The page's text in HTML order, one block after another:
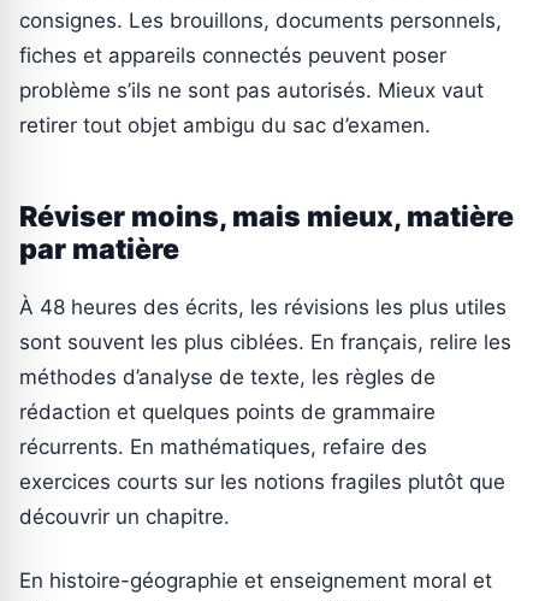
consignes. Les brouillons, documents personnels,
fiches et appareils connectés peuvent poser
problème s’ils ne sont pas autorisés. Mieux vaut
retirer tout objet ambigu du sac d’examen.
Réviser moins, mais mieux, matière
par matière
À 48 heures des écrits, les révisions les plus utiles
sont souvent les plus ciblées. En français, relire les
méthodes d’analyse de texte, les règles de
rédaction et quelques points de grammaire
récurrents. En mathématiques, refaire des
exercices courts sur les notions fragiles plutôt que
découvrir un chapitre.
En histoire-géographie et enseignement moral et